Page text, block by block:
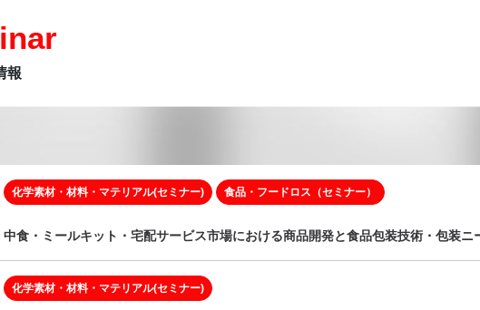
報
化学素材・材料・マテリアル(セミナー) 食品・フードロス（セミナー）
中食・ミールキット・宅配サービス市場における商品開発と食品包装技術・包装ニ
化学素材・材料・マテリアル(セミナー)